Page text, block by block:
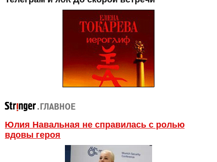
Юлия Навальная не справилась с ролью
вдовы героя